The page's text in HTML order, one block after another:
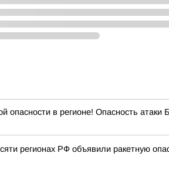
опасности в регионе! Опасность
регионах РФ объявили ракетную